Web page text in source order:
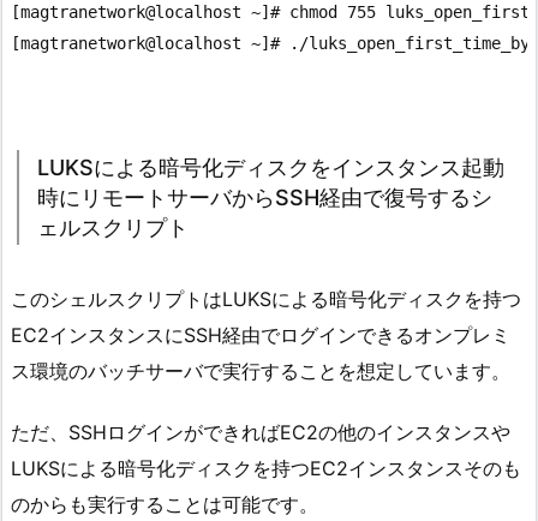
[magtranetwork@localhost ~]# chmod 755
[magtranetwork@localhost ~]# ./
LUKSによる暗号化ディスクをインスタンス起動
時にリモートサーバからSSH経由で復号するシ
ェルスクリプト
このシェルスクリプトはLUKSによる暗号化ディスクを持つ
EC2インスタンスにSSH経由でログインできるオンプレミ
ス環境のバッチサーバで実行することを想定しています。
ただ、SSHログインができればEC2の他のインスタンスや
LUKSによる暗号化ディスクを持つEC2インスタンスそのも
のからも実行することは可能です。